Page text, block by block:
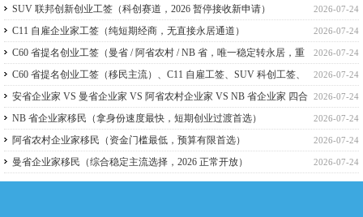
2026-07-24
SUV 联邦创新创业工签（科创赛道，2026 暂停接收新申请）
2026-07-24
C11 自雇企业家工签（纯短期经商，无直接永居通道）
2026-07-24
C60 省提名创业工签（曼省 / 阿省农村 / NB 省，唯一稳定转永居，重
点）
2026-07-24
C60 省提名创业工签（移民主流）、C11 自雇工签、SUV 科创工签、
ICT 跨国高管工签
2026-07-24
安省企业家 VS 曼省企业家 VS 阿省农村企业家 VS NB 省企业家 四合
一详细对比（2026 年 7 月最新官方政策）
2026-07-24
NB 省企业家移民（拿身份速度最快，短期创业过渡首选）
2026-07-24
阿省农村企业家移民（资金门槛最低，预算有限首选）
2026-07-24
曼省企业家移民（综合稳定主流选择，2026 正常开放）